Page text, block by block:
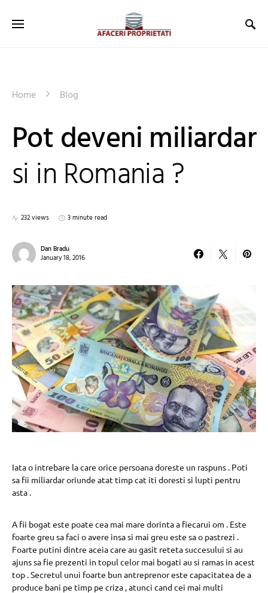
Home Blog
Pot deveni miliardar
si in Romania ?
232 views 3 minute read
Dan Bradu
January 18, 2016
Iata o intrebare la care orice persoana doreste un raspuns . Poti
sa fii miliardar oriunde atat timp cat iti doresti si lupti pentru
asta .
A fii bogat este poate cea mai mare dorinta a fiecarui om . Este
foarte greu sa faci o avere insa si mai greu este sa o pastrezi .
Foarte putini dintre aceia care au gasit reteta succesului si au
ajuns sa fie prezenti in topul celor mai bogati au si ramas in acest
top . Secretul unui foarte bun antreprenor este capacitatea de a
produce bani pe timp pe criza , atunci cand cei mai multi